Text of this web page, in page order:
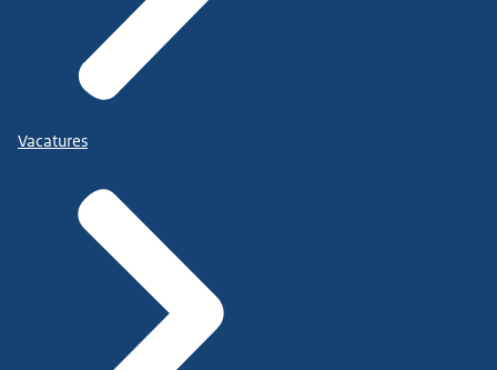
Vacatures